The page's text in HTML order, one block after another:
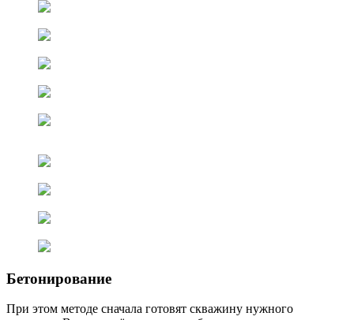
Бетонирование
При этом методе сначала готовят скважину нужного